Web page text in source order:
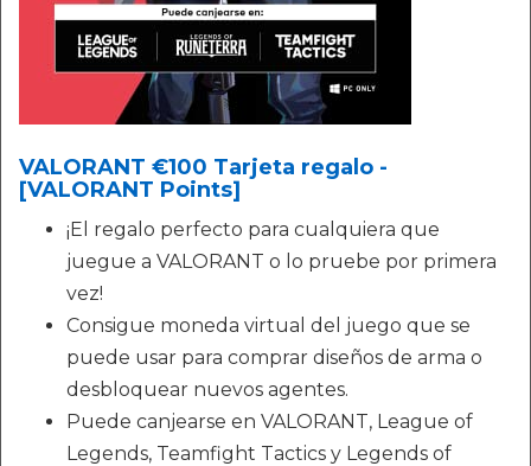
VALORANT €100 Tarjeta regalo -
[VALORANT Points]
¡El regalo perfecto para cualquiera que
juegue a VALORANT o lo pruebe por primera
vez!
Consigue moneda virtual del juego que se
puede usar para comprar diseños de arma o
desbloquear nuevos agentes.
Puede canjearse en VALORANT, League of
Legends, Teamfight Tactics y Legends of